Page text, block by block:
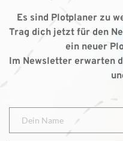
Es sind Plotplaner zu
Trag dich jetzt für den
ein neuer
Im Newsletter erwarten